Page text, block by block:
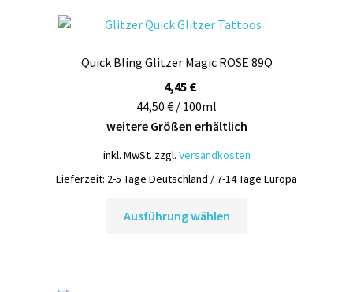
auf.
Optionen
gewählt
werden
Quick Bling Glitzer Magic ROSE 89Q
4,45 €
44,50 € / 100ml
weitere Größen erhältlich
inkl. MwSt. zzgl. Versandkosten
Lieferzeit: 2-5 Tage Deutschland / 7-14 Tage Europa
Ausführung wählen